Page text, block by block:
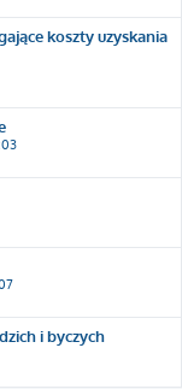
koszty uzyskania
i byczych